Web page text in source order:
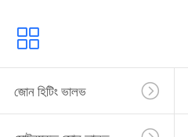
জোন হিটিং ভালভ